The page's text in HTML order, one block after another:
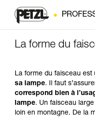
La forme du
La forme du faisceau est
sa lampe. Il faut
correspond bien à
lampe. Un faisceau
loin en montagne. De la